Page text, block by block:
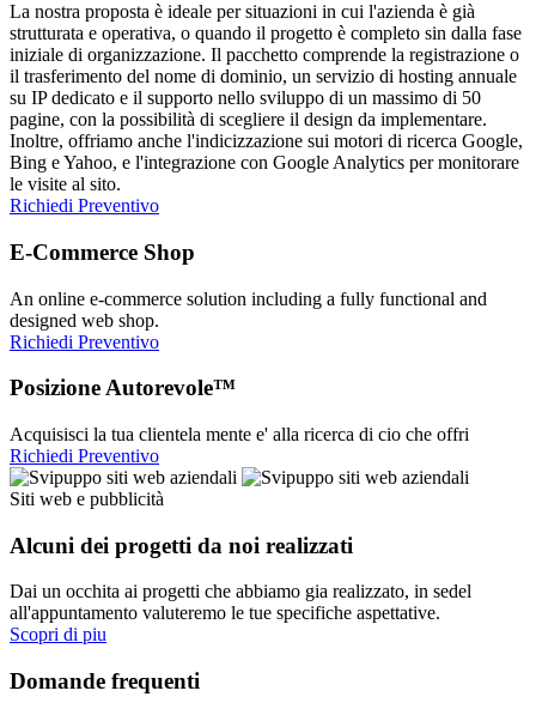
La nostra proposta è ideale per situazioni in cui l'azienda è già
strutturata e operativa, o quando il progetto è completo sin dalla fase
iniziale di organizzazione. Il pacchetto comprende la registrazione o
il trasferimento del nome di dominio, un servizio di hosting annuale
su IP dedicato e il supporto nello sviluppo di un massimo di 50
pagine, con la possibilità di scegliere il design da implementare.
Inoltre, offriamo anche l'indicizzazione sui motori di ricerca Google,
Bing e Yahoo, e l'integrazione con Google Analytics per monitorare
le visite al sito.
Richiedi Preventivo
E-Commerce Shop
An online e-commerce solution including a fully functional and
designed web shop.
Richiedi Preventivo
Posizione Autorevole™
Acquisisci la tua clientela mente e' alla ricerca di cio che offri
Richiedi Preventivo
Siti web e pubblicità
Alcuni dei progetti da noi realizzati
Dai un occhita ai progetti che abbiamo gia realizzato, in sedel
all'appuntamento valuteremo le tue specifiche aspettative.
Scopri di piu
Domande frequenti